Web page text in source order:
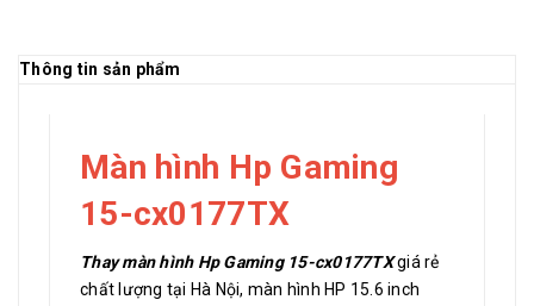
Thông tin sản phẩm
Màn hình Hp Gaming
15-cx0177TX
Thay màn hình Hp Gaming 15-cx0177TXgiá rẻ
chất lượng tại Hà Nội, màn hình HP 15.6 inch